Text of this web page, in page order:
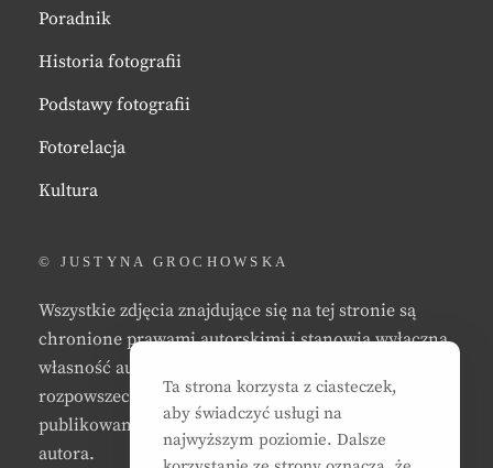
Poradnik
Historia fotografii
Podstawy fotografii
Fotorelacja
Kultura
© JUSTYNA GROCHOWSKA
Wszystkie zdjęcia znajdujące się na tej stronie są
chronione prawami autorskimi i stanowią wyłączną
własność autora strony. Zabrania się kopiowania,
rozpowszechniania, reprodukowania,
publikowania, i/lub modyfikowania zdjęć bez zgody
autora.
Ta strona korzysta z ciasteczek,
aby świadczyć usługi na
najwyższym poziomie. Dalsze